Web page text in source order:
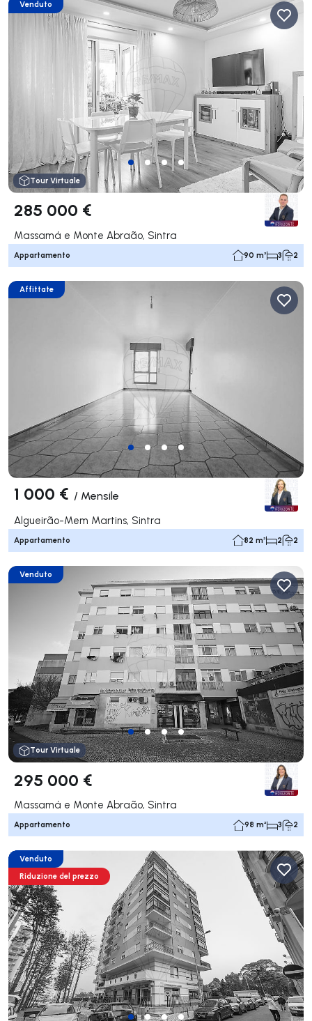
Venduto
Tour Virtuale
285 000 €
Massamá e Monte Abraão, Sintra
Appartamento 90 m² 3 2
Affittate
1 000 € / Mensile
Algueirão-Mem Martins, Sintra
Appartamento 82 m² 2 2
Venduto
Tour Virtuale
295 000 €
Massamá e Monte Abraão, Sintra
Appartamento 98 m² 3 2
Venduto
Riduzione del prezzo